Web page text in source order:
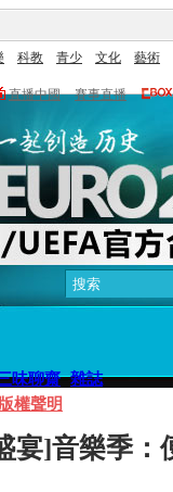
科教 青少 文化 藝術
直播中國
賽事直播
味聊齋 雜誌
版權聲明
宴]音樂季：